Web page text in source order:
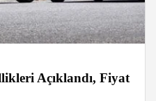
Açıklandı, Fiyat